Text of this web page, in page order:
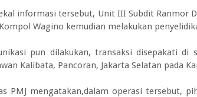
informasi tersebut, Unit III Subdit Ranmor
Wagino kemudian melakukan
pun dilakukan, transaksi disepakati di
Kalibata, Pancoran, Jakarta Selatan pada
PMJ mengatakan,dalam operasi tersebut,